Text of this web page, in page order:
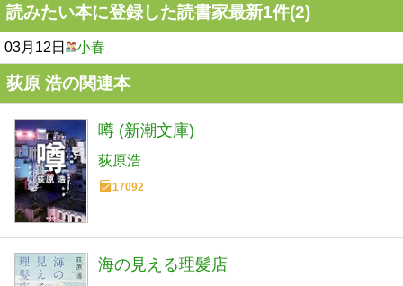
読みたい本に登録した読書家最新1件(2)
03月12日 小春
荻原 浩の関連本
噂 (新潮文庫)
荻原浩
17092
海の見える理髪店